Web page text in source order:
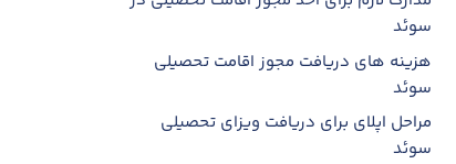
سوئد
هزینه های دریافت مجوز اقامت تحصیلی
سوئد
مراحل اپلای برای دریافت ویزای تحصیلی
سوئد